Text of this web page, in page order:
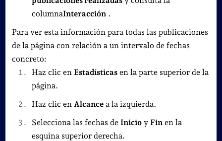
columnaInteracción .
Para ver esta información para todas las publicaciones
de la página con relación a un intervalo de fechas
concreto:
Haz clic en Estadísticasen la parte superior de la
página.
Haz clic en Alcancea la izquierda.
Selecciona las fechas de Inicioy Fin en la
esquina superior derecha.